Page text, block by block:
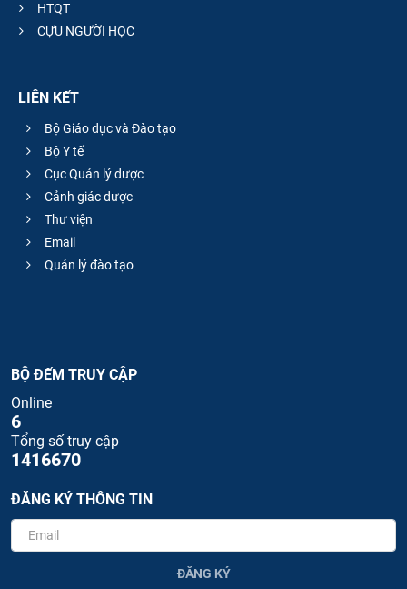
HTQT
CỰU NGƯỜI HỌC
LIÊN KẾT
Bộ Giáo dục và Đào tạo
Bộ Y tế
Cục Quản lý dược
Cảnh giác dược
Thư viện
Email
Quản lý đào tạo
BỘ ĐẾM TRUY CẬP
Online
6
Tổng số truy cập
1416670
ĐĂNG KÝ THÔNG TIN
ĐĂNG KÝ